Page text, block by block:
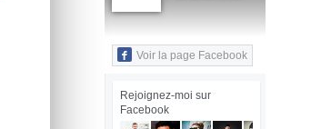
Voir la page Facebook
Rejoignez-moi sur
Facebook